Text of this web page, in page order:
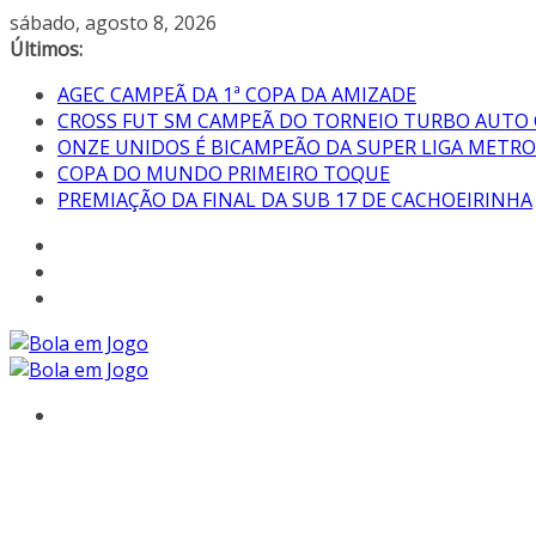
sábado, agosto 8, 2026
Últimos:
AGEC CAMPEÃ DA 1ª COPA DA AMIZADE
CROSS FUT SM CAMPEÃ DO TORNEIO TURBO AUTO
ONZE UNIDOS É BICAMPEÃO DA SUPER LIGA
COPA DO MUNDO PRIMEIRO TOQUE
PREMIAÇÃO DA FINAL DA SUB 17 DE CACHOEIRINHA